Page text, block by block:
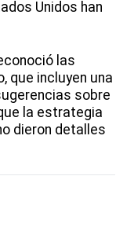
Unidos han
las
que incluyen una
sobre
la estrategia
dieron detalles